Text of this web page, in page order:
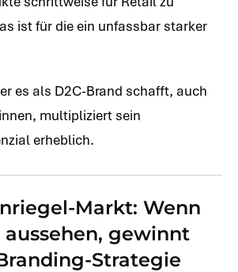
ist für die ein unfassbar starker
es als D2C-Brand schafft, auch
multipliziert sein
erheblich.
Markt: Wenn
gewinnt
Strategie